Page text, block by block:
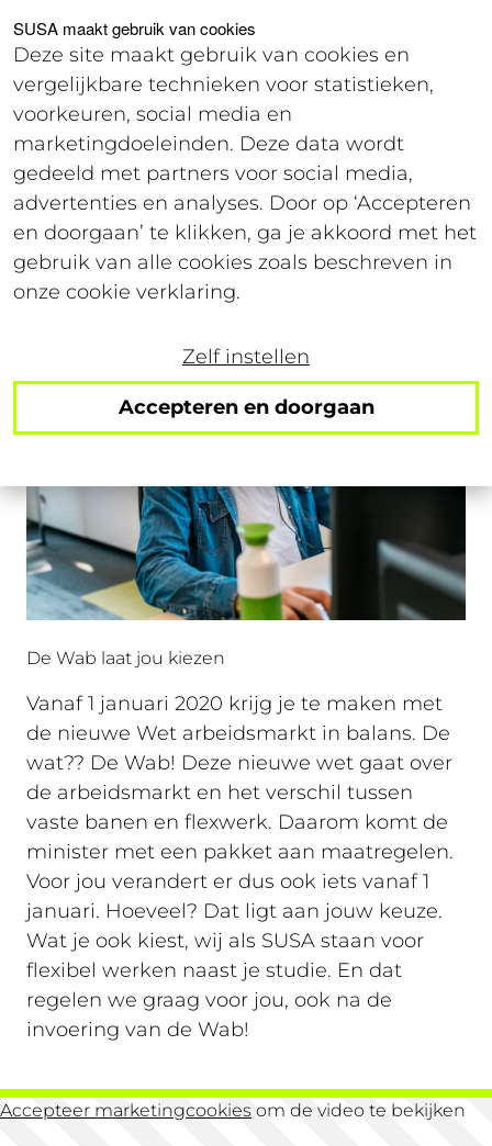
SUSA maakt gebruik van cookies
Deze site maakt gebruik van cookies en
vergelijkbare technieken voor statistieken,
voorkeuren, social media en
marketingdoeleinden. Deze data wordt
gedeeld met partners voor social media,
advertenties en analyses. Door op ‘Accepteren
en doorgaan’ te klikken, ga je akkoord met het
gebruik van alle cookies zoals beschreven in
onze cookie verklaring.
Zelf instellen
Accepteren en doorgaan
Voor studenten Voor werkgevers
Login
Wet arbeidsmarkt in balans (WAB)
De Wab laat jou kiezen
Vanaf 1 januari 2020 krijg je te maken met
de nieuwe Wet arbeidsmarkt in balans. De
wat?? De Wab! Deze nieuwe wet gaat over
de arbeidsmarkt en het verschil tussen
vaste banen en flexwerk. Daarom komt de
minister met een pakket aan maatregelen.
Voor jou verandert er dus ook iets vanaf 1
januari. Hoeveel? Dat ligt aan jouw keuze.
Wat je ook kiest, wij als SUSA staan voor
flexibel werken naast je studie. En dat
regelen we graag voor jou, ook na de
invoering van de Wab!
Accepteer marketingcookies om de video te bekijken